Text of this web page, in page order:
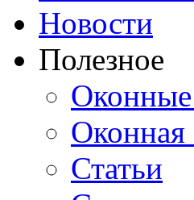
Новости
Полезное
Оконная
Статьи